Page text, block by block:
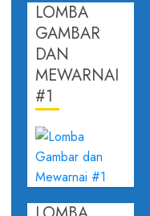
LOMBA
GAMBAR
DAN
MEWARNAI
#1